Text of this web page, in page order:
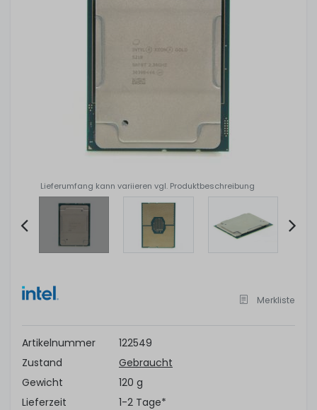
Lieferumfang kann variieren vgl. Produktbeschreibung
of
4
Merkliste
Artikelnummer
122549
Zustand
Gebraucht
Gewicht
120 g
Lieferzeit
1-2 Tage*